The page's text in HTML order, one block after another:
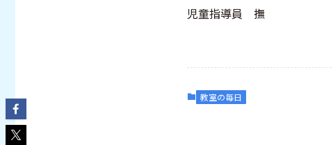
児童指導員 撫
教室の毎日